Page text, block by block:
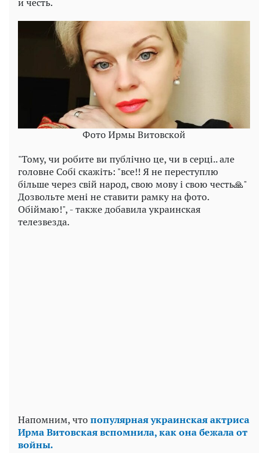
и честь.
Фото Ирмы Витовской
"Тому, чи робите ви публічно це, чи в серці.. але
головне Собі скажіть: "все!! Я не переступлю
більше через свій народ, свою мову і свою честь🙏"
Дозвольте мені не ставити рамку на фото.
Обіймаю!", - также добавила украинская
телезвезда.
Напомним, чтопопулярная украинская актриса
Ирма Витовская вспомнила, как она бежала от
войны.